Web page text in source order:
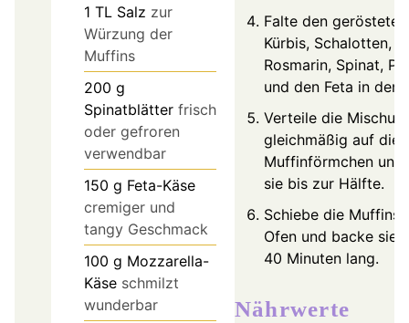
1 TL Salz zur
Würzung der
Muffins
200 g
Spinatblätter frisch
oder gefroren
verwendbar
150 g Feta-Käse
cremiger und
tangy Geschmack
100 g Mozzarella-
Käse schmilzt
wunderbar
Falte den gerösteten
Kürbis, Schalotten,
Rosmarin, Spinat,
und den Feta in den
Verteile die
gleichmäßig auf die
Muffinförmchen und
sie bis zur Hälfte.
Schiebe die Muffins
Ofen und backe sie
40 Minuten lang.
Nährwerte